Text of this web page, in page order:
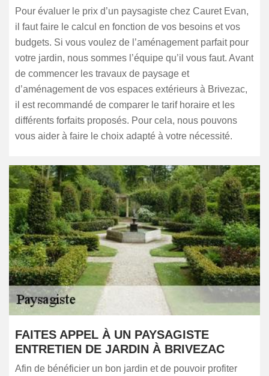
Pour évaluer le prix d’un paysagiste chez Cauret Evan,
il faut faire le calcul en fonction de vos besoins et vos
budgets. Si vous voulez de l’aménagement parfait pour
votre jardin, nous sommes l’équipe qu’il vous faut. Avant
de commencer les travaux de paysage et
d’aménagement de vos espaces extérieurs à Brivezac,
il est recommandé de comparer le tarif horaire et les
différents forfaits proposés. Pour cela, nous pouvons
vous aider à faire le choix adapté à votre nécessité.
FAITES APPEL À UN PAYSAGISTE
ENTRETIEN DE JARDIN À BRIVEZAC
Afin de bénéficier un bon jardin et de pouvoir profiter